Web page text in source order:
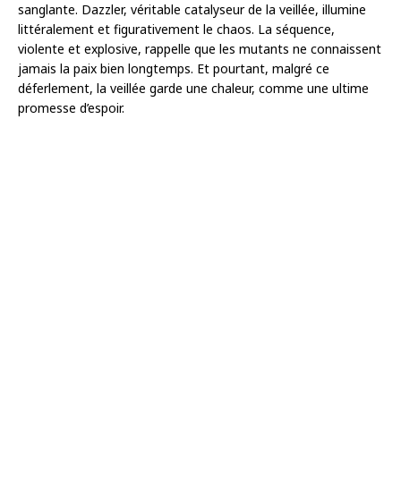
sanglante. Dazzler, véritable catalyseur de la veillée, illumine
littéralement et figurativement le chaos. La séquence,
violente et explosive, rappelle que les mutants ne connaissent
jamais la paix bien longtemps. Et pourtant, malgré ce
déferlement, la veillée garde une chaleur, comme une ultime
promesse d’espoir.